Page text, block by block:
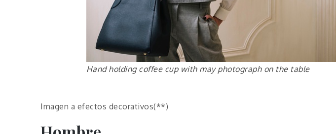
Hand holding coffee cup with may photograph on the table
Imagen a efectos decorativos(**)